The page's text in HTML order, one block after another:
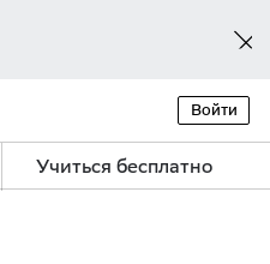
Войти
Учиться бесплатно